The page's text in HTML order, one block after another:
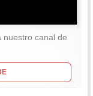
nuestro canal de